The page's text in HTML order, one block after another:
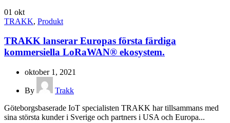
01 okt
TRAKK, Produkt
TRAKK lanserar Europas första färdiga
kommersiella LoRaWAN® ekosystem.
oktober 1, 2021
By
Trakk
Göteborgsbaserade IoT specialisten TRAKK har tillsammans med
sina största kunder i Sverige och partners i USA och Europa...